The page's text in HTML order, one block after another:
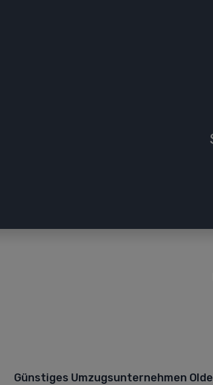
Günstiges Umzugsunternehmen